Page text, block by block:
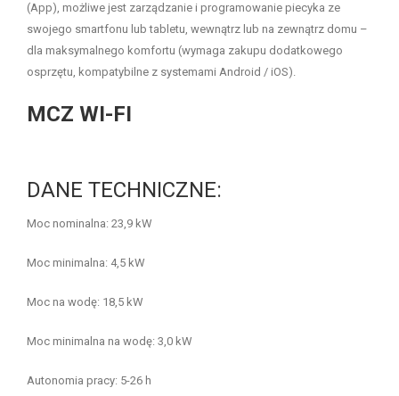
(App), możliwe jest zarządzanie i programowanie piecyka ze
swojego smartfonu lub tabletu, wewnątrz lub na zewnątrz domu –
dla maksymalnego komfortu (wymaga zakupu dodatkowego
osprzętu, kompatybilne z systemami Android / iOS).
MCZ WI-FI
DANE TECHNICZNE:
Moc nominalna: 23,9 kW
Moc minimalna: 4,5 kW
Moc na wodę: 18,5 kW
Moc minimalna na wodę: 3,0 kW
Autonomia pracy: 5-26 h